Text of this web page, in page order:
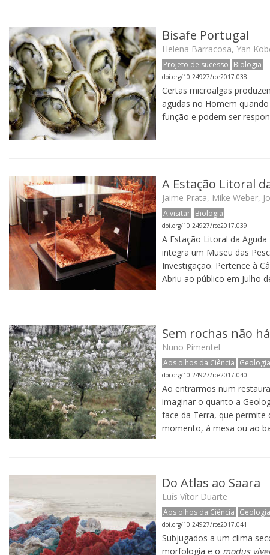
Bisafe Portugal
Helena Barracosa, Yan
Projeto de sucesso Biologia
doi.org/10.24927/rce2017.038
Certas microalgas
agudas no Homem
função e podem ser
A Estação Litoral
Jaime Prata, Mike Weber,
A visitar Biologia
doi.org/10.24927/rce2017.039
A Estação Litoral da
integra um Museu das
Investigação. Pertence à
Abriu ao público em Julho
Sem rochas não
Nuno Pimentel
Aos olhos da Ciência Geologia
doi.org/10.24927/rce2017.040
Ao entrarmos num
imaginar o quanto a
face da Terra, que permite
momento, à mesa ou ao
Do Atlas ao Saara
Luís Vítor Duarte
Aos olhos da Ciência Geologia
doi.org/10.24927/rce2017.041
Subjugados a um clima
morfologia e o modus